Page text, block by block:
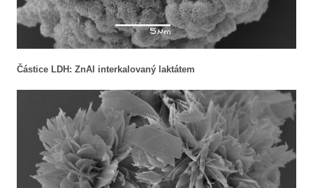
Částice LDH: ZnAl interkalovaný laktátem